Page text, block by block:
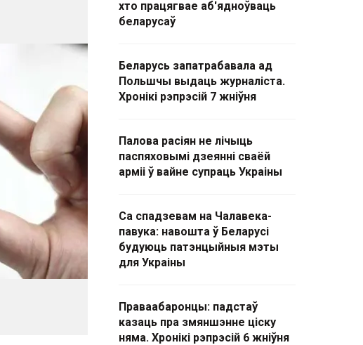
хто працягвае аб'ядноўваць
беларусаў
Беларусь запатрабавала ад
Польшчы выдаць журналіста.
Хронікі рэпрэсій 7 жніўня
Палова расіян не лічыць
паспяховымі дзеянні сваёй
арміі ў вайне супраць Украіны
Са спадзевам на Чалавека-
павука: навошта ў Беларусі
будуюць патэнцыйныя мэты
для Украіны
Праваабаронцы: падстаў
казаць пра змяншэнне ціску
няма. Хронікі рэпрэсій 6 жніўня